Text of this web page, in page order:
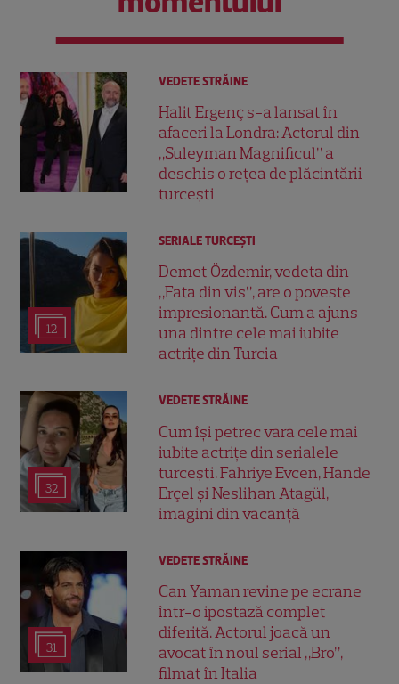
VEDETE STRĂINE
Halit Ergenç s-a lansat în
afaceri la Londra: Actorul din
„Suleyman Magnificul” a
deschis o rețea de plăcintării
turcești
12
SERIALE TURCEŞTI
Demet Özdemir, vedeta din
„Fata din vis”, are o poveste
impresionantă. Cum a ajuns
una dintre cele mai iubite
actrițe din Turcia
32
VEDETE STRĂINE
Cum își petrec vara cele mai
iubite actrițe din serialele
turcești. Fahriye Evcen, Hande
Erçel și Neslihan Atagül,
imagini din vacanță
31
VEDETE STRĂINE
Can Yaman revine pe ecrane
într-o ipostază complet
diferită. Actorul joacă un
avocat în noul serial „Bro”,
filmat în Italia